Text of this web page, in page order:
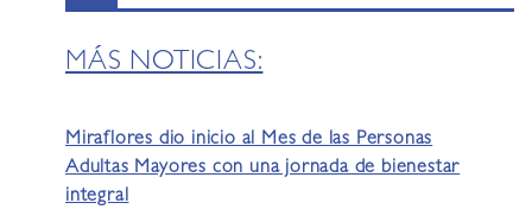
MÁS NOTICIAS:
Miraflores dio inicio al Mes de las Personas
Adultas Mayores con una jornada de bienestar
integral